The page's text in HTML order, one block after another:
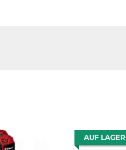
AUF LAGER